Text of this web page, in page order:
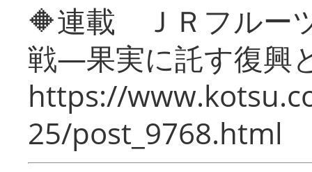
🔶連載 ＪＲフルー
戦―果実に託す復興
https://
25/post_9768.html